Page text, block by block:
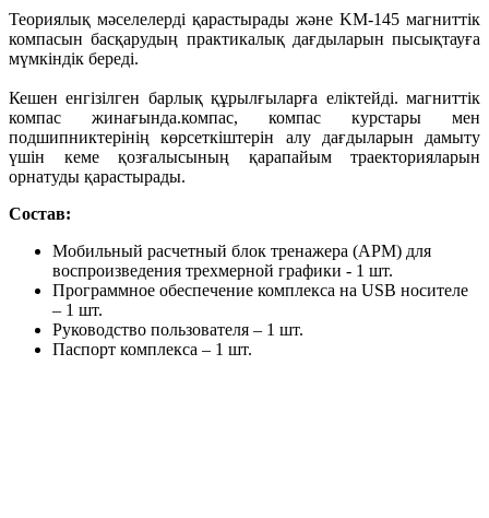
Теориялық мәселелерді қарастырады және KM-145 магниттік
компасын басқарудың практикалық дағдыларын пысықтауға
мүмкіндік береді.
Кешен енгізілген барлық құрылғыларға еліктейді. магниттік
компас жинағында.компас, компас курстары мен
подшипниктерінің көрсеткіштерін алу дағдыларын дамыту
үшін кеме қозғалысының қарапайым траекторияларын
орнатуды қарастырады.
Состав:
Мобильный расчетный блок тренажера (АРМ) для
воспроизведения трехмерной графики - 1 шт.
Программное обеспечение комплекса на USB носителе
– 1 шт.
Руководство пользователя – 1 шт.
Паспорт комплекса – 1 шт.